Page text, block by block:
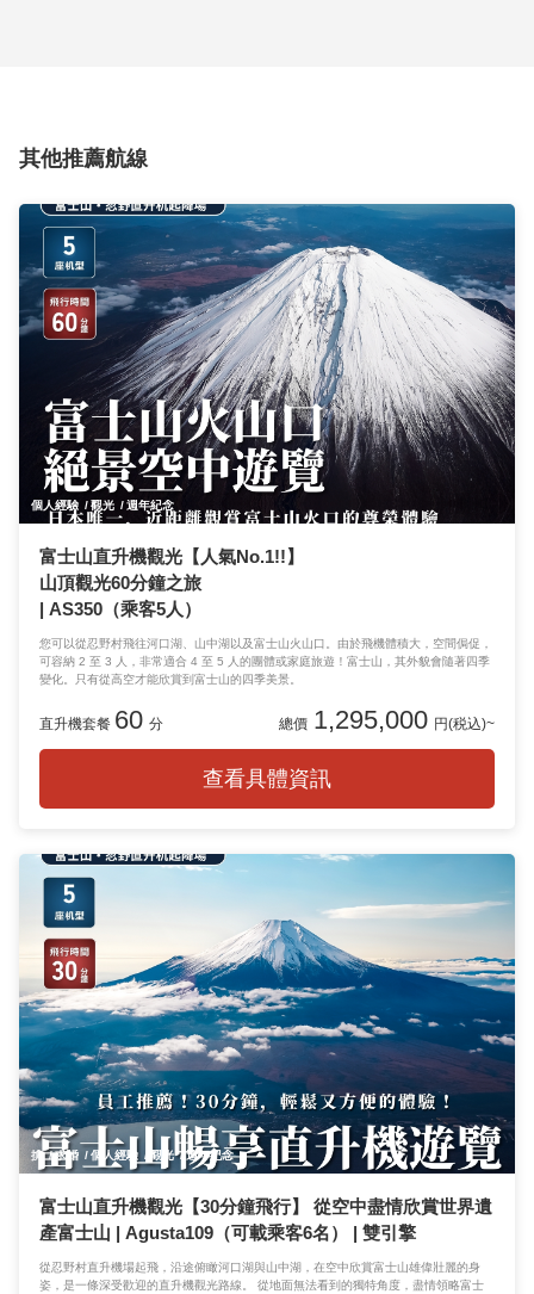
其他推薦航線
個人經驗 觀光 週年紀念
富士山直升機觀光【人氣No.1!!】
山頂觀光60分鐘之旅
| AS350（乘客5人）
您可以從忍野村飛往河口湖、山中湖以及富士山火山口。由於飛機體積大，空間侷促，
可容納 2 至 3 人，非常適合 4 至 5 人的團體或家庭旅遊！富士山，其外貌會隨著四季
變化。只有從高空才能欣賞到富士山的四季美景。
直升機套餐 60 分 總價 1,295,000 円(税込)~
查看具體資訊
揜 求婚 個人經驗 觀光 週年紀念
富士山直升機觀光【30分鐘飛行】 從空中盡情欣賞世界遺
產富士山 | Agusta109（可載乘客6名） | 雙引擎
從忍野村直升機場起飛，沿途俯瞰河口湖與山中湖，在空中欣賞富士山雄偉壯麗的身
姿，是一條深受歡迎的直升機觀光路線。 從地面無法看到的獨特角度，盡情領略富士